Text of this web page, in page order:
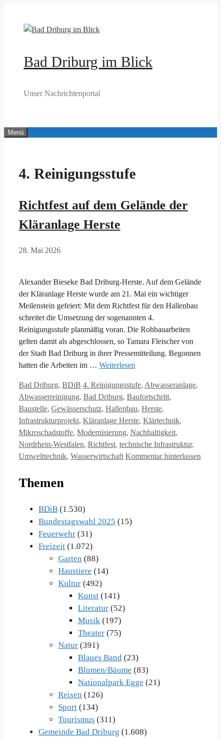
springen
Bad Driburg im Blick
Unser Nachrichtenportal
Menü
4. Reinigungsstufe
Richtfest auf dem Gelände der
Kläranlage Herste
28. Mai 2026
Alexander Bieseke Bad Driburg-Herste. Auf dem Gelände
der Kläranlage Herste wurde am 21. Mai ein wichtiger
Meilenstein gefeiert: Mit dem Richtfest für den Hallenbau
schreitet die Umsetzung der sogenannten 4.
Reinigungsstufe planmäßig voran. Die Rohbauarbeiten
gelten damit als abgeschlossen, so Tamara Fleischer von
der Stadt Bad Driburg in ihrer Pressemitteilung. Begonnen
hatten die Arbeiten im … Weiterlesen
Kategorien
Bad Driburg, BDiB Schlagwörter
4. Reinigungsstufe, Abwasseranlage,
Abwasserreinigung, Bad Driburg, Baufortschritt,
Baustelle, Gewässerschutz, Hallenbau, Herste,
Infrastrukturprojekt, Kläranlage Herste, Klärtechnik,
Mikroschadstoffe, Modernisierung, Nachhaltigkeit,
Nordrhein-Westfalen, Richtfest, technische Infrastruktur,
Umwelttechnik, Wasserwirtschaft Kommentar hinterlassen
Themen
BDiB (1.530)
Bundestagswahl 2025 (15)
Feuerwehr (31)
Freizeit (1.072)
Garten (88)
Haustiere (14)
Kultur (492)
Kunst (141)
Literatur (52)
Musik (197)
Theater (75)
Natur (391)
Blaues Band (23)
Blumen/Bäume (83)
Nationalpark Egge (21)
Reisen (126)
Sport (134)
Tourismus (311)
Gemeinde Bad Driburg (1.608)